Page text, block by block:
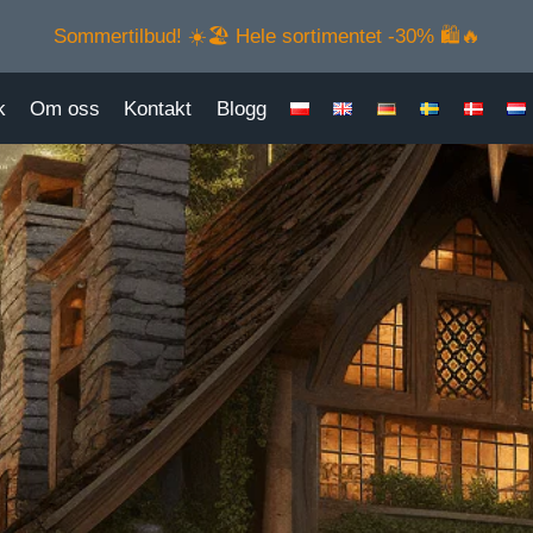
Sommertilbud! ☀️🏖️ Hele sortimentet -30% 🛍️🔥
Om oss Kontakt Blogg